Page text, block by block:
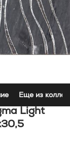
Еще из
Light